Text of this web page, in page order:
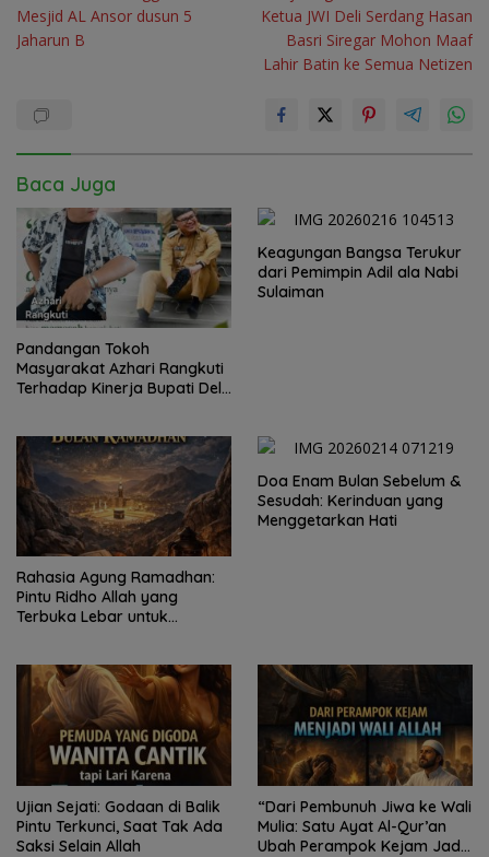
Mesjid AL Ansor dusun 5
Jaharun B
Ketua JWI Deli Serdang Hasan
Basri Siregar Mohon Maaf
Lahir Batin ke Semua Netizen
Baca Juga
Pandangan Tokoh
Masyarakat Azhari Rangkuti
Terhadap Kinerja Bupati Deli
Keagungan Bangsa Terukur
dari Pemimpin Adil ala Nabi
Sulaiman
Rahasia Agung Ramadhan:
Pintu Ridho Allah yang
Terbuka Lebar untuk
Doa Enam Bulan Sebelum &
Sesudah: Kerinduan yang
Menggetarkan Hati
Ujian Sejati: Godaan di Balik
Pintu Terkunci, Saat Tak Ada
Saksi Selain Allah
“Dari Pembunuh Jiwa ke Wali
Mulia: Satu Ayat Al-Qur’an
Ubah Perampok Kejam Jadi